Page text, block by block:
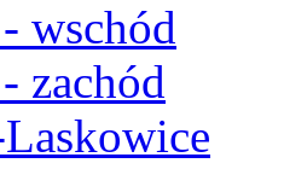
wschód
zachód